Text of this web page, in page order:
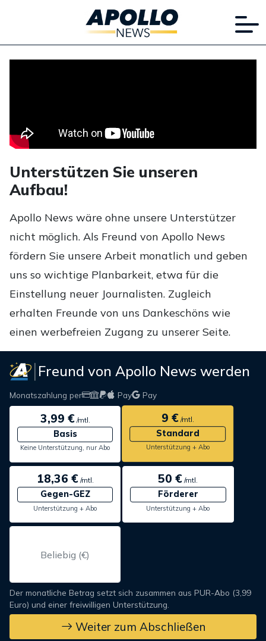
Unterstützen Sie unseren
Aufbau!
Apollo News wäre ohne unsere Unterstützer
nicht möglich. Als Freund von Apollo News
fördern Sie unsere Arbeit monatlich und geben
uns so wichtige Planbarkeit, etwa für die
Einstellung neuer Journalisten. Zugleich
erhalten Freunde von uns Dankeschöns wie
einen werbefreien Zugang zu unserer Seite.
Freund von Apollo News werden
Monatszahlung per Pay Pay
3,99 €/mtl.
Basis
Keine Unterstützung, nur Abo
9 €/mtl.
Standard
Unterstützung + Abo
18,36 €/mtl.
Gegen-GEZ
Unterstützung + Abo
50 € /mtl.
Förderer
Unterstützung + Abo
Der monatliche Betrag setzt sich zusammen aus PUR-Abo (3,99
Euro) und einer freiwilligen Unterstützung.
Weiter zum Abschließen